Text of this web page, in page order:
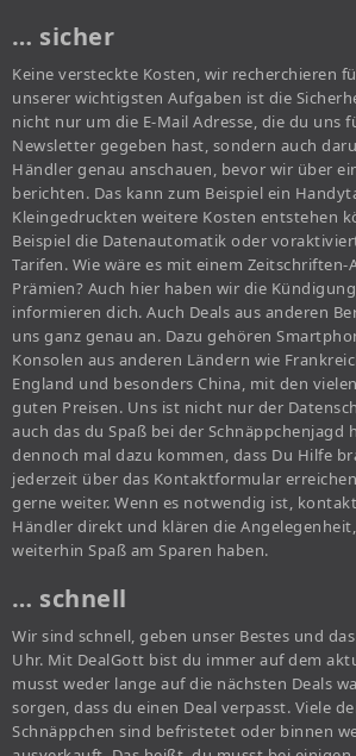
… sicher
Keine versteckte Kosten, wir recherchieren
unserer wichtigsten Aufgaben ist die
nicht nur um die E-Mail Adresse, die du uns
Newsletter gegeben hast, sondern auch
Händler genau anschauen, bevor wir über
berichten. Das kann zum Beispiel ein
Kleingedruckten weitere Kosten entstehen
Beispiel die Datenautomatik oder
Tarifen. Wie wäre es mit einem
Prämien? Auch hier haben wir die
informieren dich. Auch Deals aus anderen
uns ganz genau an. Dazu gehören
Konsolen aus anderen Ländern wie
England und besonders China, mit den
guten Preisen. Uns ist nicht nur der
auch das du Spaß bei der Schnäppchenjagd
dennoch mal dazu kommen, dass Du Hilfe
jederzeit über das Kontaktformular
gerne weiter. Wenn es notwendig ist,
Händler direkt und klären die
weiterhin Spaß am Sparen haben.
… schnell
Wir sind schnell, geben unser Bestes und
Uhr. Mit DealGott bist du immer auf dem
musst weder lange auf die nächsten Deals
sorgen, dass du einen Deal verpasst. Viele
Schnäppchen sind befristetet oder binnen